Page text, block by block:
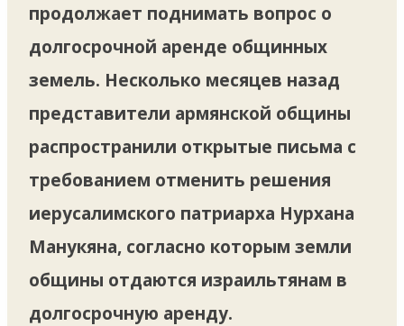
продолжает поднимать вопрос о
долгосрочной аренде общинных
земель. Несколько месяцев назад
представители армянской общины
распространили открытые письма с
требованием отменить решения
иерусалимского патриарха Нурхана
Манукяна, согласно которым земли
общины отдаются израильтянам в
долгосрочную аренду.